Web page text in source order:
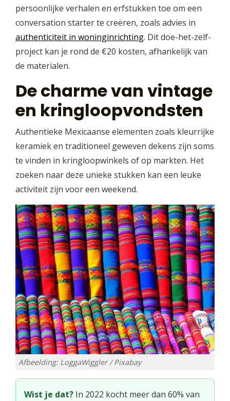
persoonlijke verhalen en erfstukken toe om een
conversation starter te creëren, zoals advies in
authenticiteit in woninginrichting. Dit doe-het-zelf-
project kan je rond de €20 kosten, afhankelijk van
de materialen.
De charme van vintage
en kringloopvondsten
Authentieke Mexicaanse elementen zoals kleurrijke
keramiek en traditioneel geweven dekens zijn soms
te vinden in kringloopwinkels of op markten. Het
zoeken naar deze unieke stukken kan een leuke
activiteit zijn voor een weekend.
Afbeelding: LoggaWiggler / Pixabay
Wist je dat? In 2022 kocht meer dan 60% van